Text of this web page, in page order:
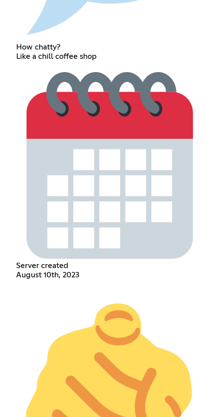
How chatty?
Like a chill coffee shop
Server created
August 10th, 2023